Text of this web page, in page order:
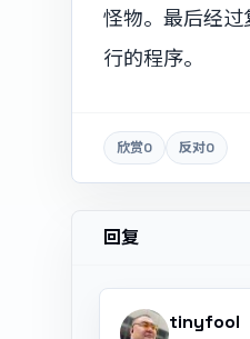
怪物。最后经
行的程序。
欣赏0 反对0
回复
tinyfool